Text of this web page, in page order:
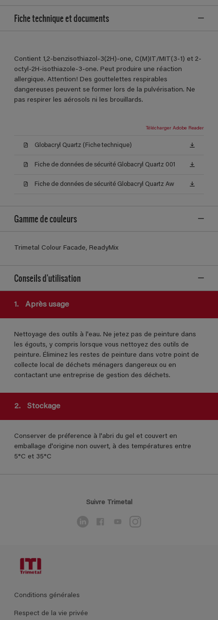
Fiche technique et documents
Contient 1,2-benzisothiazol-3(2H)-one, C(M)IT/MIT(3-1) et 2-
octyl-2H-isothiazole-3-one. Peut produire une réaction
allergique. Attention! Des gouttelettes respirables
dangereuses peuvent se former lors de la pulvérisation. Ne
pas respirer les aérosols ni les brouillards.
Télécharger Adobe Reader
Globacryl Quartz (Fiche technique)
Fiche de données de sécurité Globacryl Quartz 001
Fiche de données de sécurité Globacryl Quartz Aw
Gamme de couleurs
Trimetal Colour Facade, ReadyMix
Conseils d'utilisation
1. Après usage
Nettoyage des outils à l'eau. Ne jetez pas de peinture dans
les égouts, y compris lorsque vous nettoyez des outils de
peinture. Éliminez les restes de peinture dans votre point de
collecte local de déchets ménagers dangereux ou en
contactant une entreprise de gestion des déchets.
2. Stockage
Conserver de préference à l'abri du gel et couvert en
emballage d'origine non ouvert, à des températures entre
5°C et 35°C
Suivre Trimetal
Conditions générales
Respect de la vie privée